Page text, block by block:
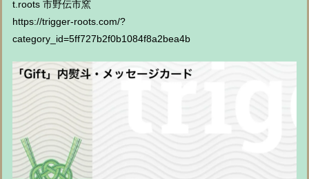
t.roots 市野伝市窯
https://trigger-roots.com/?
category_id=5ff727b2f0b1084f8a2bea4b